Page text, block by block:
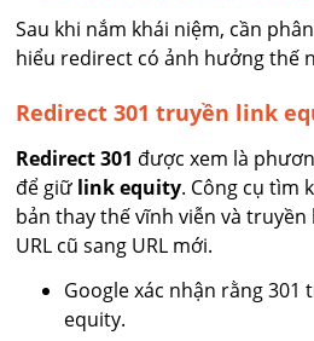
Sau khi nắm khái niệm, cần
hiểu redirect có ảnh hưởng thế
Redirect 301 truyền link
Redirect 301 được xem là
để giữ link equity. Công cụ tìm
bản thay thế vĩnh viễn và
URL cũ sang URL mới.
Google xác nhận rằng 301
equity.